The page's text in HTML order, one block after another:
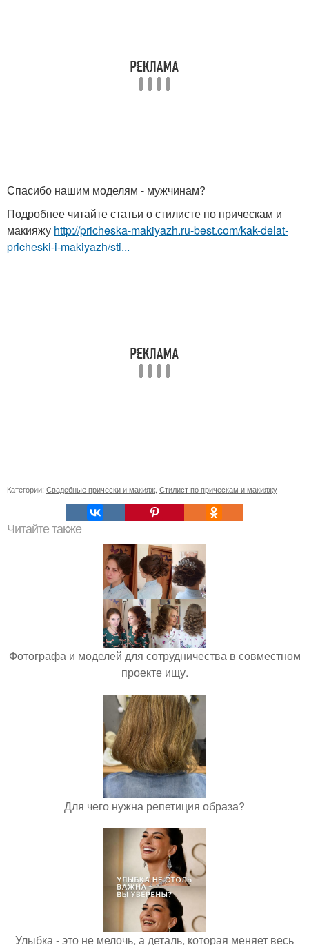
Спасибо нашим моделям - мужчинам?
Подробнее читайте статьи о стилисте по прическам и
макияжу http://pricheska-makiyazh.ru-best.com/kak-delat-
pricheski-i-makiyazh/sti...
Категории: Свадебные прически и макияж Стилист по прическам и макияжу
Читайте также
Фотографа и моделей для сотрудничества в совместном
проекте ищу.
Для чего нужна репетиция образа?
Улыбка - это не мелочь, а деталь, которая меняет весь